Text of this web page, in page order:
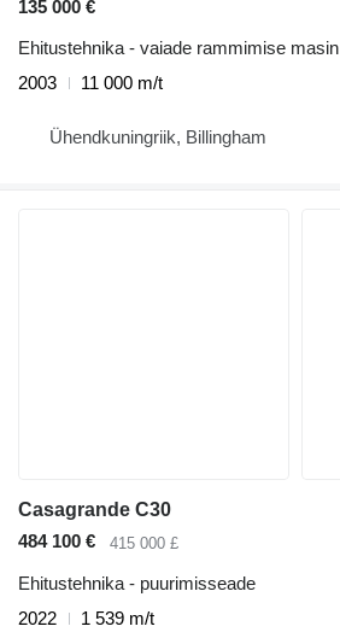
135 000 €
Ehitustehnika - vaiade rammimise masin
2003
11 000 m/t
Ühendkuningriik, Billingham
Casagrande C30
484 100 €
415 000 £
Ehitustehnika - puurimisseade
2022
1 539 m/t